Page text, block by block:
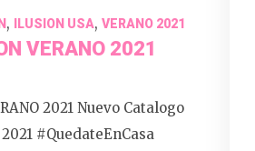
, ILUSION USA, VERANO 2021
VERANO 2021
2021 Nuevo Catalogo
#QuedateEnCasa